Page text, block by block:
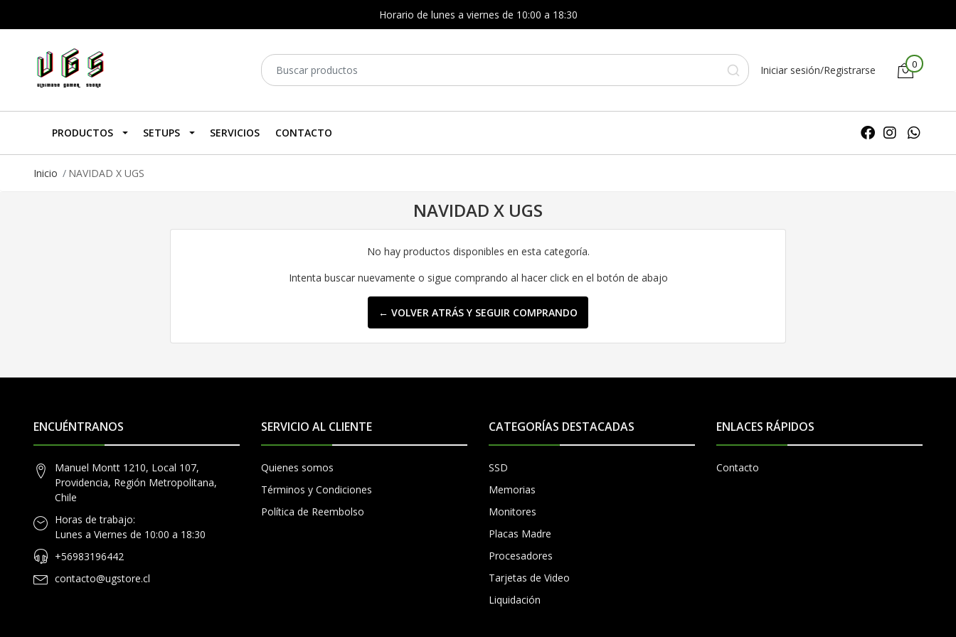
Horario de lunes a viernes de 10:00 a 18:30
Iniciar sesión/Registrarse 0
PRODUCTOS SETUPS SERVICIOS CONTACTO
Inicio NAVIDAD X UGS
NAVIDAD X UGS
No hay productos disponibles en esta categoría.
Intenta buscar nuevamente o sigue comprando al hacer click en el botón de abajo
← VOLVER ATRÁS Y SEGUIR COMPRANDO
ENCUÉNTRANOS
Manuel Montt 1210, Local 107,
Providencia, Región Metropolitana,
Chile
Horas de trabajo:
Lunes a Viernes de 10:00 a 18:30
+56983196442
contacto@ugstore.cl
SERVICIO AL CLIENTE
Quienes somos
Términos y Condiciones
Política de Reembolso
CATEGORÍAS DESTACADAS
SSD
Memorias
Monitores
Placas Madre
Procesadores
Tarjetas de Video
Liquidación
ENLACES RÁPIDOS
Contacto